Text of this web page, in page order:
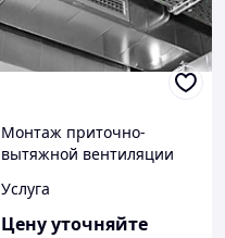
Монтаж приточно-
вытяжной вентиляции
Услуга
Цену уточняйте